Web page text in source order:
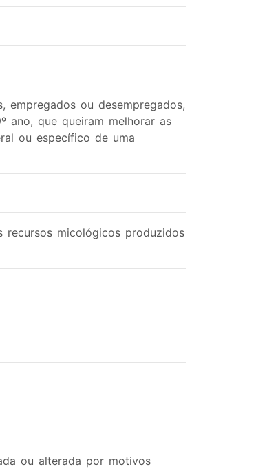
ou desempregados,
ano, que queiram melhorar as
ou específico de uma
recursos micológicos produzidos
ou alterada por motivos